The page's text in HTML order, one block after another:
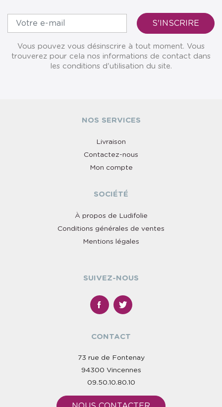
Vous pouvez vous désinscrire à tout moment. Vous
trouverez pour cela nos informations de contact dans
les conditions d'utilisation du site.
NOS SERVICES
Livraison
Contactez-nous
Mon compte
SOCIÉTÉ
À propos de Ludifolie
Conditions générales de ventes
Mentions légales
SUIVEZ-NOUS
CONTACT
73 rue de Fontenay
94300 Vincennes
09.50.10.80.10